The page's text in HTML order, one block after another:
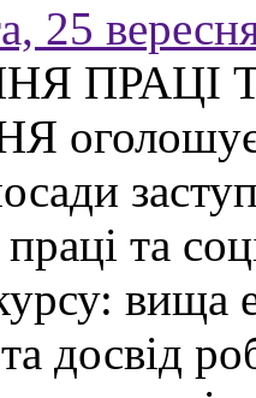
25
ПРАЦІ
оголошує
та
вища
досвід